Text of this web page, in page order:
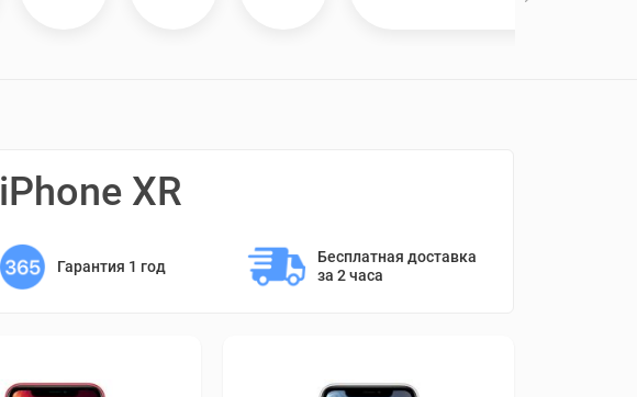
iPhone XR
Гарантия 1 год
Бесплатная доставка
за 2 часа